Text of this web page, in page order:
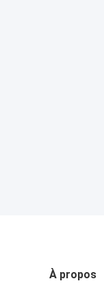
À propos